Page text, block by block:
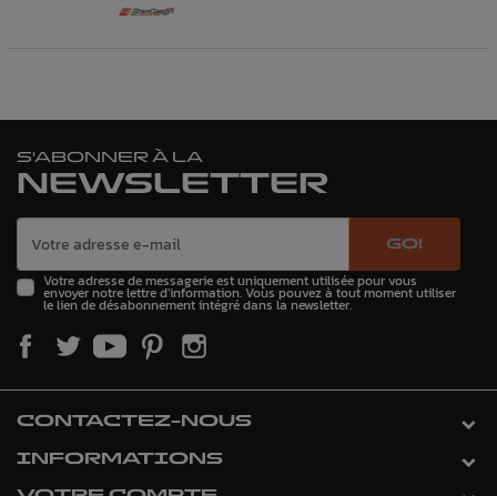
S'ABONNER À LA
NEWSLETTER
GO!
Votre adresse de messagerie est uniquement utilisée pour vous
envoyer notre lettre d'information. Vous pouvez à tout moment utiliser
le lien de désabonnement intégré dans la newsletter.
CONTACTEZ-NOUS
INFORMATIONS